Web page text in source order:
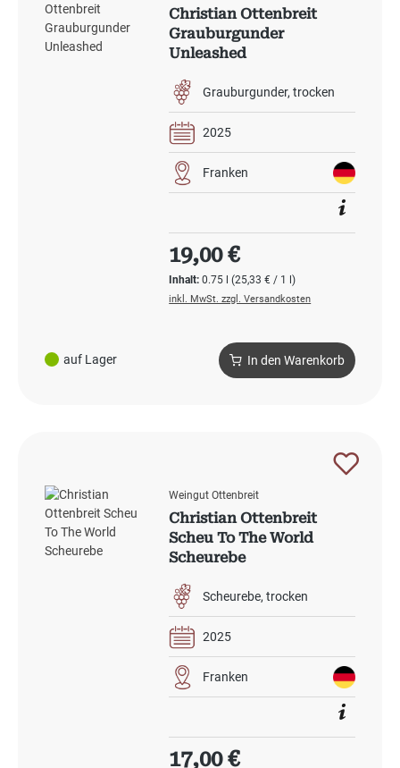
auf Lager
Christian Ottenbreit
Grauburgunder
Unleashed
Grauburgunder trocken
2025
Franken
Inhalt:0.75 l(25,33 € / 1 l)
Regulärer Preis:
19,00 €
inkl. MwSt. zzgl. Versandkosten
In den Warenkorb
Weingut Ottenbreit
Christian Ottenbreit
Scheu To The World
Scheurebe
Scheurebe trocken
2025
Franken
Regulärer Preis:
17,00 €